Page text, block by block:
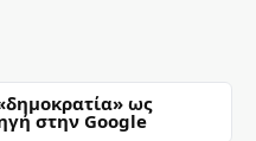
ως
στην Google